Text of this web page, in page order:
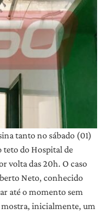
tanto no sábado (01)
do Hospital de
volta das 20h. O caso
Neto, conhecido
até o momento sem
mostra, inicialmente, um